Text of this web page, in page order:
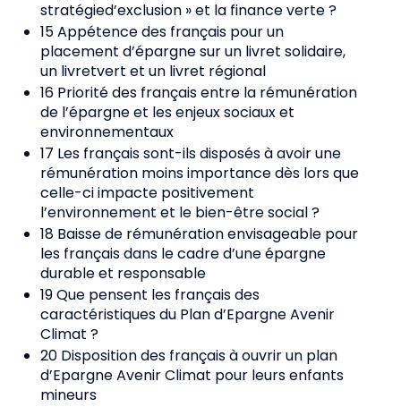
stratégied’exclusion » et la finance verte ?
15 Appétence des français pour un
placement d’épargne sur un livret solidaire,
un livretvert et un livret régional
16 Priorité des français entre la rémunération
de l’épargne et les enjeux sociaux et
environnementaux
17 Les français sont-ils disposés à avoir une
rémunération moins importance dès lors que
celle-ci impacte positivement
l’environnement et le bien-être social ?
18 Baisse de rémunération envisageable pour
les français dans le cadre d’une épargne
durable et responsable
19 Que pensent les français des
caractéristiques du Plan d’Epargne Avenir
Climat ?
20 Disposition des français à ouvrir un plan
d’Epargne Avenir Climat pour leurs enfants
mineurs